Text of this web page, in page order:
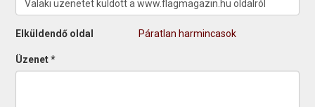
Elküldendő oldal Páratlan harmincasok
Üzenet*